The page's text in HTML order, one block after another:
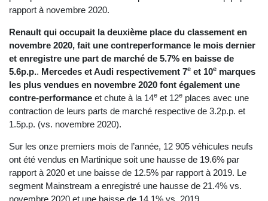
rapport à novembre 2020.
Renault qui occupait la deuxième place du classement en
novembre 2020, fait une contreperformance le mois dernier
et enregistre une part de marché de 5.7% en baisse de
5.6p.p.. Mercedes et Audi respectivement 7e et 10e marques
les plus vendues en novembre 2020 font également une
contre-performance et chute à la 14e et 12e places avec une
contraction de leurs parts de marché respective de 3.2p.p. et
1.5p.p. (vs. novembre 2020).
Sur les onze premiers mois de l’année, 12 905 véhicules neufs
ont été vendus en Martinique soit une hausse de 19.6% par
rapport à 2020 et une baisse de 12.5% par rapport à 2019. Le
segment Mainstream a enregistré une hausse de 21.4% vs.
novembre 2020 et une baisse de 14.1% vs. 2019.